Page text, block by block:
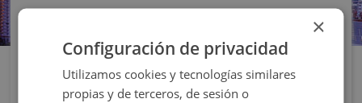
Filtros
×
Configuración de privacidad
Utilizamos cookies y tecnologías similares
propias y de terceros, de sesión o